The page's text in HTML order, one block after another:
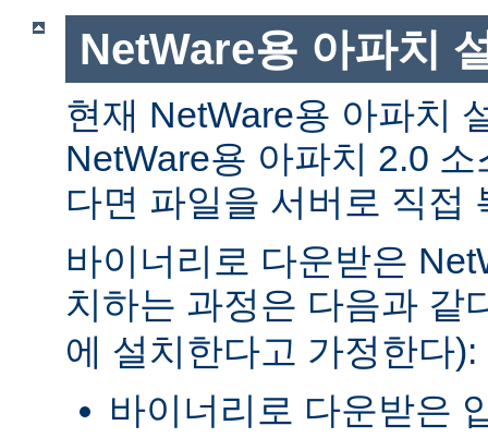
NetWare용 아파치
현재 NetWare용 아파치
NetWare용 아파치 2.0
다면 파일을 서버로 직접
바이너리로 다운받은
치하는 과정은 다음과 같
에 설치한다고 가정한다):
바이너리로 다운받은